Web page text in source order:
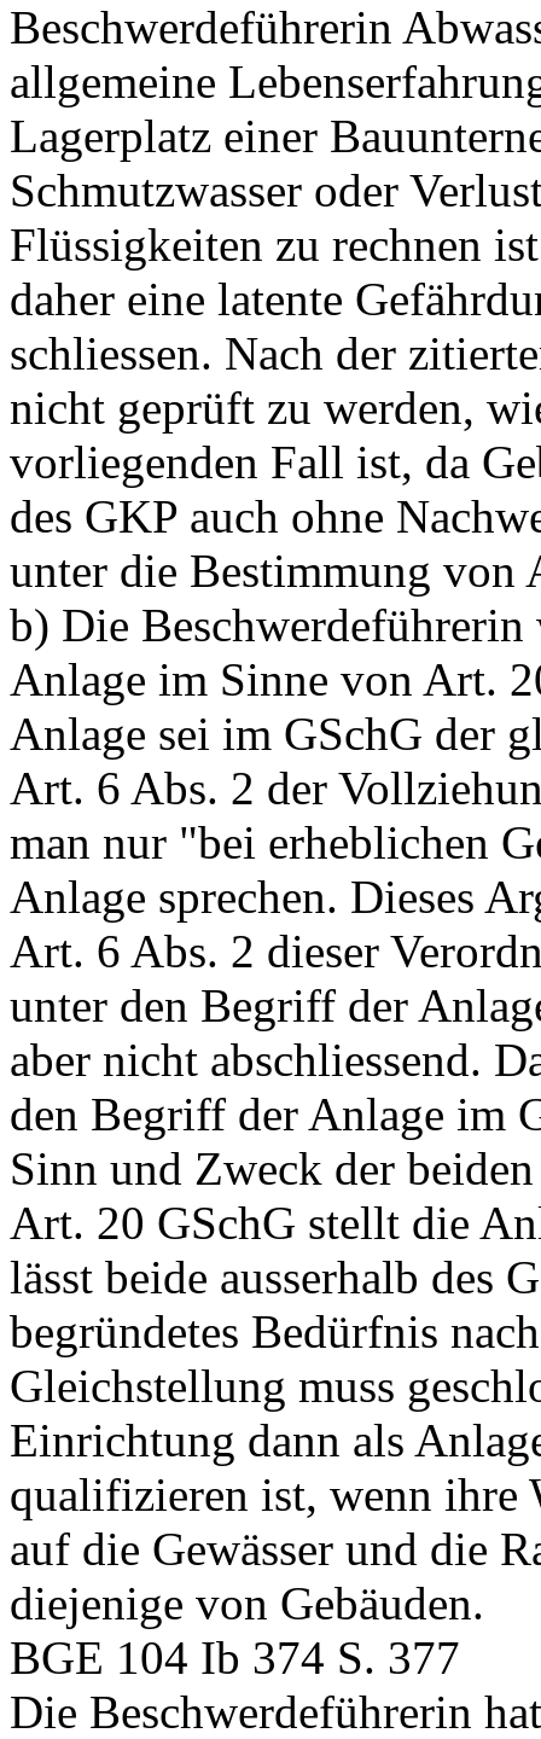
Beschwerdeführerin
allgemeine
Lagerplatz einer
Schmutzwasser oder
Flüssigkeiten zu rechnen
daher eine latente
schliessen. Nach der
nicht geprüft zu werden,
vorliegenden Fall ist, da
des GKP auch ohne
unter die Bestimmung von
b) Die Beschwerdeführerin
Anlage im Sinne von Art.
Anlage sei im GSchG der
Art. 6 Abs. 2 der
man nur "bei erheblichen
Anlage sprechen. Dieses
Art. 6 Abs. 2 dieser
unter den Begriff der
aber nicht abschliessend.
den Begriff der Anlage im
Sinn und Zweck der
Art. 20 GSchG stellt die
lässt beide ausserhalb des
begründetes Bedürfnis
Gleichstellung muss
Einrichtung dann als
qualifizieren ist, wenn ihre
auf die Gewässer und die
diejenige von Gebäuden.
BGE 104 Ib 374 S. 377
Die Beschwerdeführerin